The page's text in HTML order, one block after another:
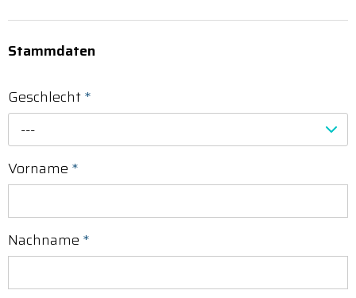
Stammdaten
Geschlecht*
---
Vorname *
Nachname *